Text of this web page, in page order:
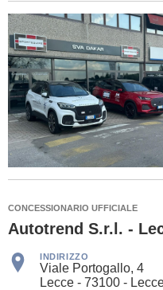
CONCESSIONARIO UFFICIALE
Autotrend S.r.l. -
INDIRIZZO
Viale Portogallo, 4
Lecce - 73100 -